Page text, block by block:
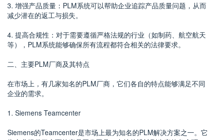
3. 增强产品质量：PLM系统可以帮助企业追踪产品质量问题，从而
减少潜在的返工与损失。
4. 提高合规性：对于需要遵循严格法规的行业（如制药、航空航天
等），PLM系统能够确保所有流程都符合相关的法律要求。
二、主要PLM厂商及其特点
在市场上，有几家知名的PLM厂商，它们各自的特点能够满足不同
企业的需求。
1. Siemens Teamcenter
Siemens的Teamcenter是市场上最为知名的PLM解决方案之一。它